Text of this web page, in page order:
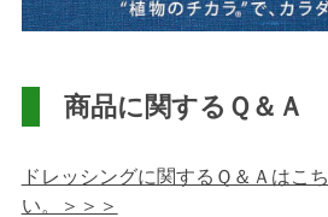
商品に関するＱ＆Ａ
ドレッシングに関するＱ＆Ａはこ
い。＞＞＞